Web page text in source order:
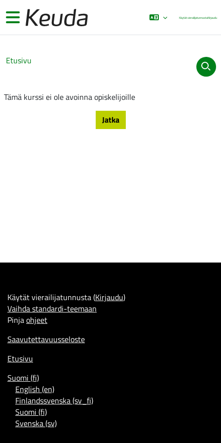
Sivupaneeli Käytät vierailijatunnustaKirjaudu
Etusivu
Tämä kurssi ei ole avoinna opiskelijoille
Jatka
Käytät vierailijatunnusta (Kirjaudu)
Vaihda standardi-teemaan
Pinjaohjeet
Saavutettavuusseloste
Etusivu
Suomi ‎(fi)‎
English ‎(en)‎
Finlandssvenska ‎(sv_fi)‎
Suomi ‎(fi)‎
Svenska ‎(sv)‎